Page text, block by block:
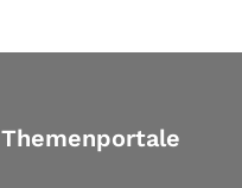
Themenportale